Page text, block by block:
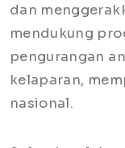
dan
mendukung
pengurangan
kelaparan,
nasional.